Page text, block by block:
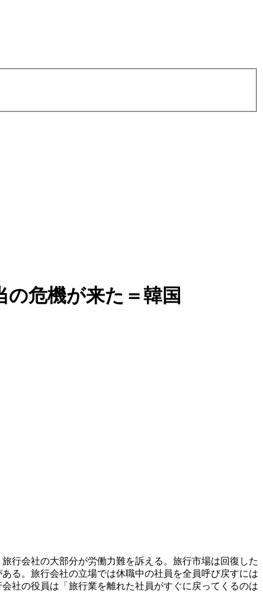
危機が来た＝韓国
行会社の大部分が労働力難を訴える。旅行市場は回復した
る。旅行会社の立場では休職中の社員を全員呼び戻すには
社の役員は「旅行業を離れた社員がすぐに戻ってくるのは